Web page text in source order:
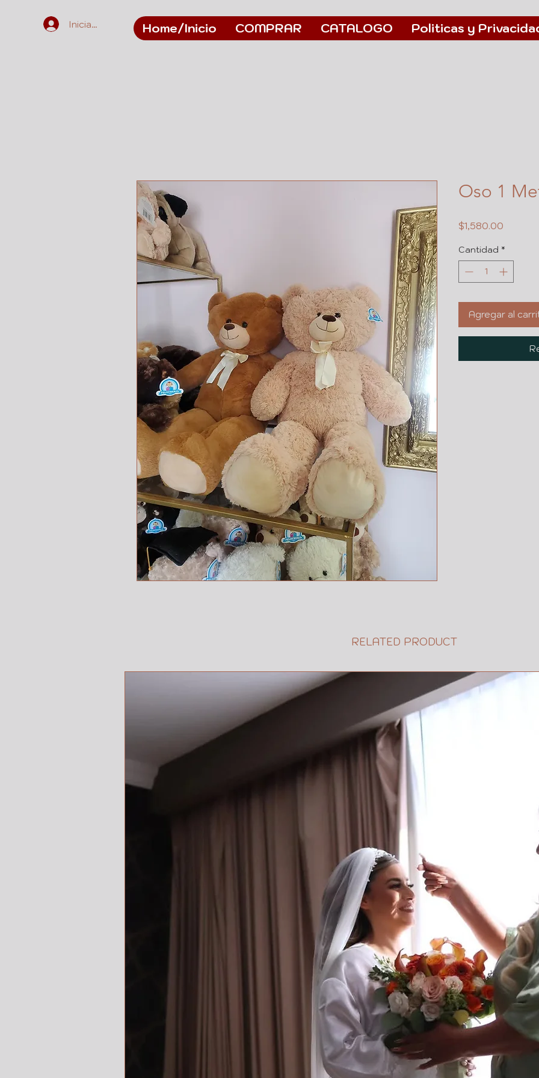
Iniciar sesión Home/Inicio COMPRAR CATALOGO Politicas y
Oso 1
$1,580.00
Cantidad *
Agregar al
RELATED PRODUCT